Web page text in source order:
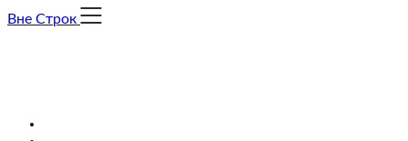
Skip
Вне Строк